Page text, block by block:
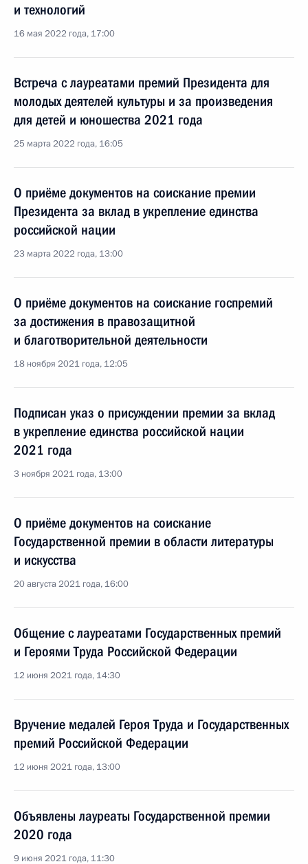
и технологий
16 мая 2022 года, 17:00
Встреча с лауреатами премий Президента для
молодых деятелей культуры и за произведения
для детей и юношества 2021 года
25 марта 2022 года, 16:05
О приёме документов на соискание премии
Президента за вклад в укрепление единства
российской нации
23 марта 2022 года, 13:00
О приёме документов на соискание госпремий
за достижения в правозащитной
и благотворительной деятельности
18 ноября 2021 года, 12:05
Подписан указ о присуждении премии за вклад
в укрепление единства российской нации
2021 года
3 ноября 2021 года, 13:00
О приёме документов на соискание
Государственной премии в области литературы
и искусства
20 августа 2021 года, 16:00
Общение с лауреатами Государственных премий
и Героями Труда Российской Федерации
12 июня 2021 года, 14:30
Вручение медалей Героя Труда и Государственных
премий Российской Федерации
12 июня 2021 года, 13:00
Объявлены лауреаты Государственной премии
2020 года
9 июня 2021 года, 11:30